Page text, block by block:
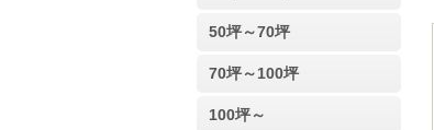
50坪～70坪
70坪～100坪
100坪～